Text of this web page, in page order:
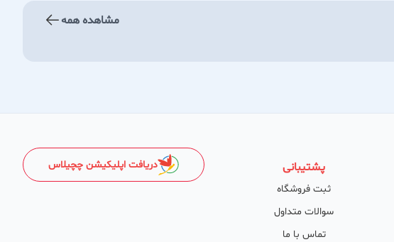
مشاهده همه
پشتیبانی
ثبت فروشگاه
سوالات متداول
تماس با ما
دریافت اپلیکیشن چچیلاس